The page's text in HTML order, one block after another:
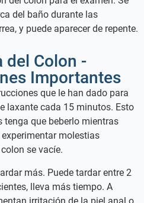
del baño durante las
y puede aparecer de repente.
del Colon -
Importantes
que le han dado para
laxante cada 15 minutos. Esto
tenga que beberlo mientras
molestias
se vacíe.
más. Puede tardar entre 2
lleva más tiempo. A